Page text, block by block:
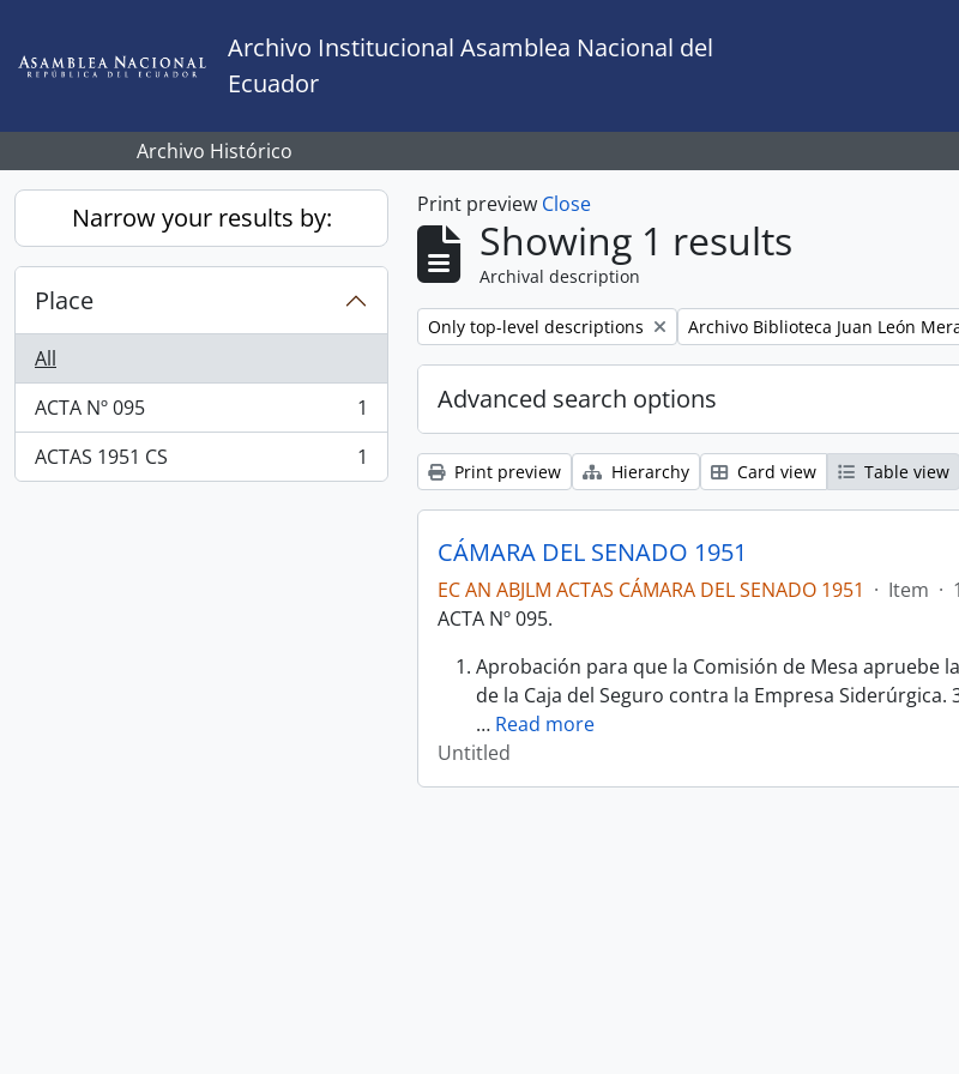
Archivo Institucional Asamblea Nacional del
Ecuador
Archivo Histórico
Narrow your results by:
Place
All
ACTA Nº 095
, 1 results
1
ACTAS 1951 CS
, 1 results 1
Print preview Close
Showing 1 results
Archival description
Remove filter:
Only top-level descriptions Remove filter:
Archivo Biblioteca Juan León
Advanced search options
Print preview Hierarchy Card view Table view
CÁMARA DEL SENADO 1951
EC AN ABJLM ACTAS CÁMARA DEL SENADO 1951 · Item ·
ACTA Nº 095.
Aprobación para que la Comisión de Mesa apruebe
de la Caja del Seguro contra la Empresa
… Read more
Untitled